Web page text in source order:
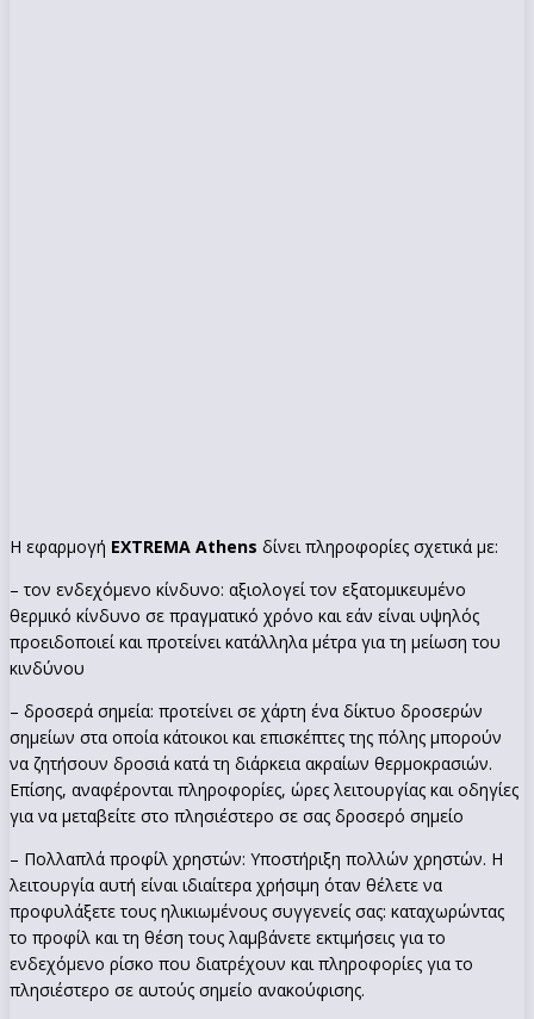
Η εφαρμογή EXTREMA Athens δίνει πληροφορίες σχετικά με:
– τον ενδεχόμενο κίνδυνο: αξιολογεί τον εξατομικευμένο
θερμικό κίνδυνο σε πραγματικό χρόνο και εάν είναι υψηλός
προειδοποιεί και προτείνει κατάλληλα μέτρα για τη μείωση του
κινδύνου
– δροσερά σημεία: προτείνει σε χάρτη ένα δίκτυο δροσερών
σημείων στα οποία κάτοικοι και επισκέπτες της πόλης μπορούν
να ζητήσουν δροσιά κατά τη διάρκεια ακραίων θερμοκρασιών.
Επίσης, αναφέρονται πληροφορίες, ώρες λειτουργίας και οδηγίες
για να μεταβείτε στο πλησιέστερο σε σας δροσερό σημείο
– Πολλαπλά προφίλ χρηστών: Υποστήριξη πολλών χρηστών. Η
λειτουργία αυτή είναι ιδιαίτερα χρήσιμη όταν θέλετε να
προφυλάξετε τους ηλικιωμένους συγγενείς σας: καταχωρώντας
το προφίλ και τη θέση τους λαμβάνετε εκτιμήσεις για το
ενδεχόμενο ρίσκο που διατρέχουν και πληροφορίες για το
πλησιέστερο σε αυτούς σημείο ανακούφισης.